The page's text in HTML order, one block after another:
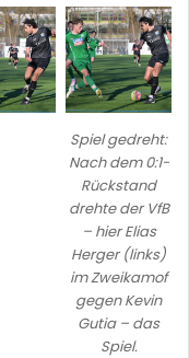
Spiel gedreht:
Nach dem 0:1-
Rückstand
drehte der VfB
– hier Elias
Herger (links)
im Zweikamof
gegen Kevin
Gutia – das
Spiel.